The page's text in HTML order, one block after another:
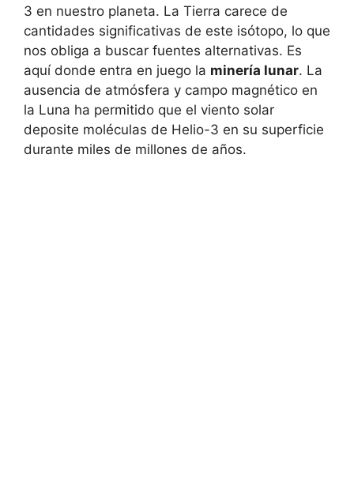
3 en nuestro planeta. La Tierra carece de
cantidades significativas de este isótopo, lo que
nos obliga a buscar fuentes alternativas. Es
aquí donde entra en juego la minería lunar. La
ausencia de atmósfera y campo magnético en
la Luna ha permitido que el viento solar
deposite moléculas de Helio-3 en su superficie
durante miles de millones de años.